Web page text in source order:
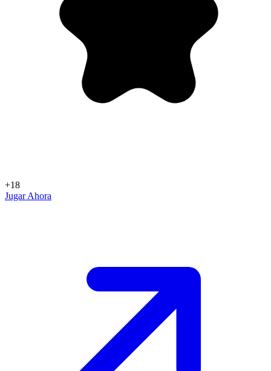
+18
Jugar Ahora